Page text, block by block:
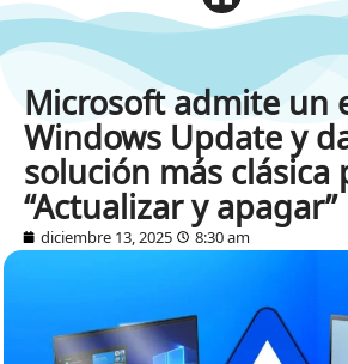
Microsoft admite un
Windows Update y
solución más clásica
“Actualizar y apagar”
diciembre 13, 2025 8:30 am